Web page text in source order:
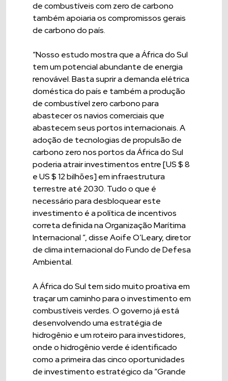
de combustíveis com zero de carbono
também apoiaria os compromissos gerais
de carbono do país.
“Nosso estudo mostra que a África do Sul
tem um potencial abundante de energia
renovável. Basta suprir a demanda elétrica
doméstica do país e também a produção
de combustível zero carbono para
abastecer os navios comerciais que
abastecem seus portos internacionais. A
adoção de tecnologias de propulsão de
carbono zero nos portos da África do Sul
poderia atrair investimentos entre [US $ 8
e US $ 12 bilhões] em infraestrutura
terrestre até 2030. Tudo o que é
necessário para desbloquear este
investimento é a política de incentivos
correta definida na Organização Marítima
Internacional ”, disse Aoife O’Leary, diretor
de clima internacional do Fundo de Defesa
Ambiental.
A África do Sul tem sido muito proativa em
traçar um caminho para o investimento em
combustíveis verdes. O governo já está
desenvolvendo uma estratégia de
hidrogênio e um roteiro para investidores,
onde o hidrogênio verde é identificado
como a primeira das cinco oportunidades
de investimento estratégico da “Grande